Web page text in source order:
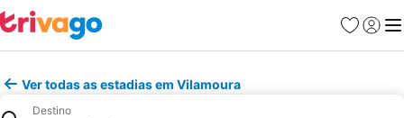
Favoritos
Iniciar
Ver todas as estadias em Vilamoura
Destino